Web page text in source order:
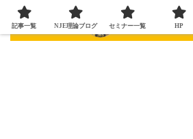
記事一覧 NJE理論ブログ セミナー一覧 HP